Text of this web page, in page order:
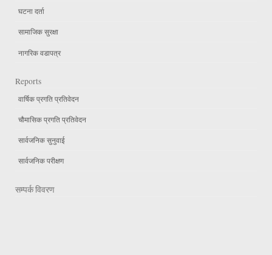
घटना दर्ता
सामाजिक सुरक्षा
नागरिक वडापत्र
Reports
वार्षिक प्रगति प्रतिवेदन
चौमासिक प्रगति प्रतिवेदन
सार्वजनिक सुनुवाई
सार्वजनिक परीक्षण
सम्पर्क विवरण